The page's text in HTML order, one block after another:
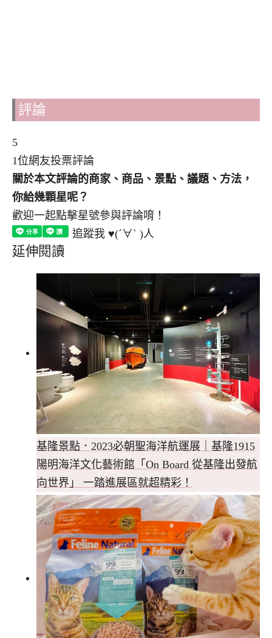
評論
5
1位網友投票評論
關於本文評論的商家、商品、景點、議題、方法，
你給幾顆星呢？
歡迎一起點擊星號參與評論唷！
追蹤我 ♥(´∀` )人
延伸閱讀
基隆景點．2023必朝聖海洋航運展｜基隆1915
陽明海洋文化藝術館「On Board 從基隆出發航
向世界」 一踏進展區就超精彩！